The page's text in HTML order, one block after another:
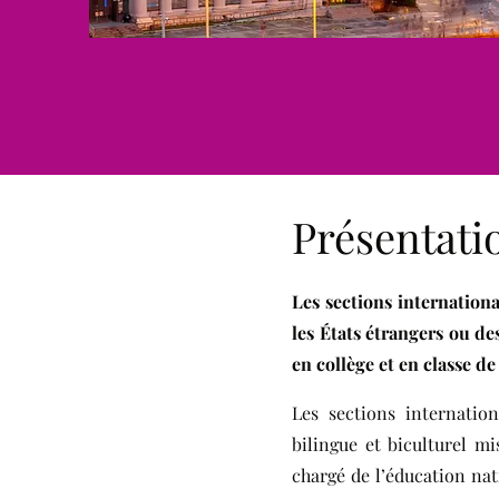
Les sections
les États étrangers ou
en collège et en classe
Les sections
bilingue et biculturel
chargé de l’éducation